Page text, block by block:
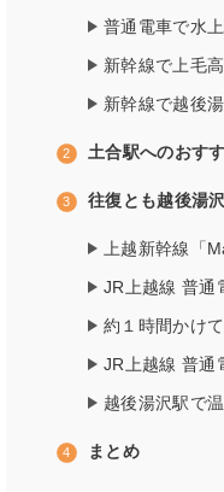
普通電車で水
新幹線で上毛
新幹線で越後
土合駅へのおす
往復とも越後湯
上越新幹線「
JR上越線 普通
約１時間かけ
JR上越線 普通
越後湯沢駅で
まとめ